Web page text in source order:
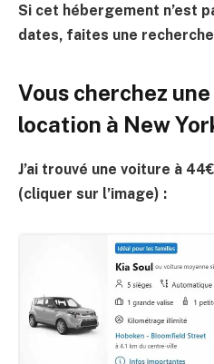
Si cet hébergement n’est
dates, faites une
Vous cherchez
location à New
J’ai trouvé une voiture à
(cliquer sur l’image) :